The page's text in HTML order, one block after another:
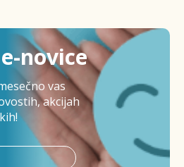
e-novice
vas
akcijah